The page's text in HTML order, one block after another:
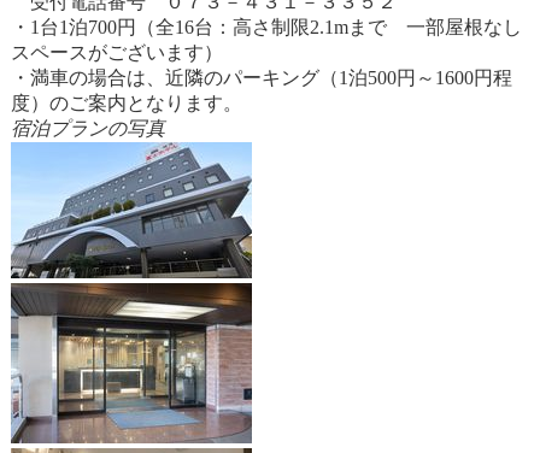
・1台1泊700円（全16台：高さ制限2.1mまで 一部屋根なし
スペースがございます）
・満車の場合は、近隣のパーキング（1泊500円～1600円程
度）のご案内となります。
宿泊プランの写真